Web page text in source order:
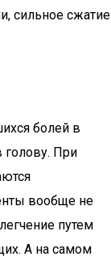
сильное сжатие
болей в
голову. При
вообще не
путем
А на самом